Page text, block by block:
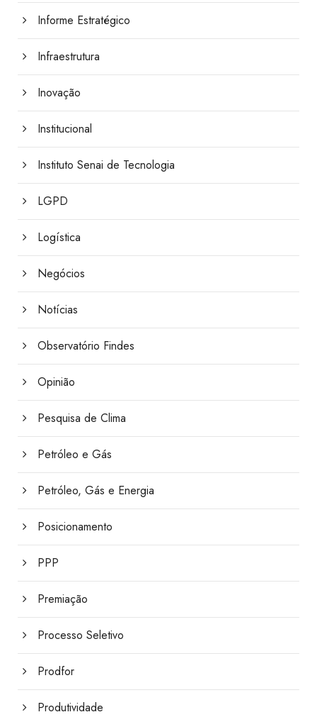
Informe Estratégico
Infraestrutura
Inovação
Institucional
Instituto Senai de Tecnologia
LGPD
Logística
Negócios
Notícias
Observatório Findes
Opinião
Pesquisa de Clima
Petróleo e Gás
Petróleo, Gás e Energia
Posicionamento
PPP
Premiação
Processo Seletivo
Prodfor
Produtividade